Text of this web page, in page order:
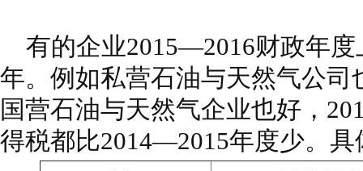
有的企业2015—2016财政年
年。例如私营石油与天然气公司
国营石油与天然气企业也好，
得税都比2014—2015年度少。具